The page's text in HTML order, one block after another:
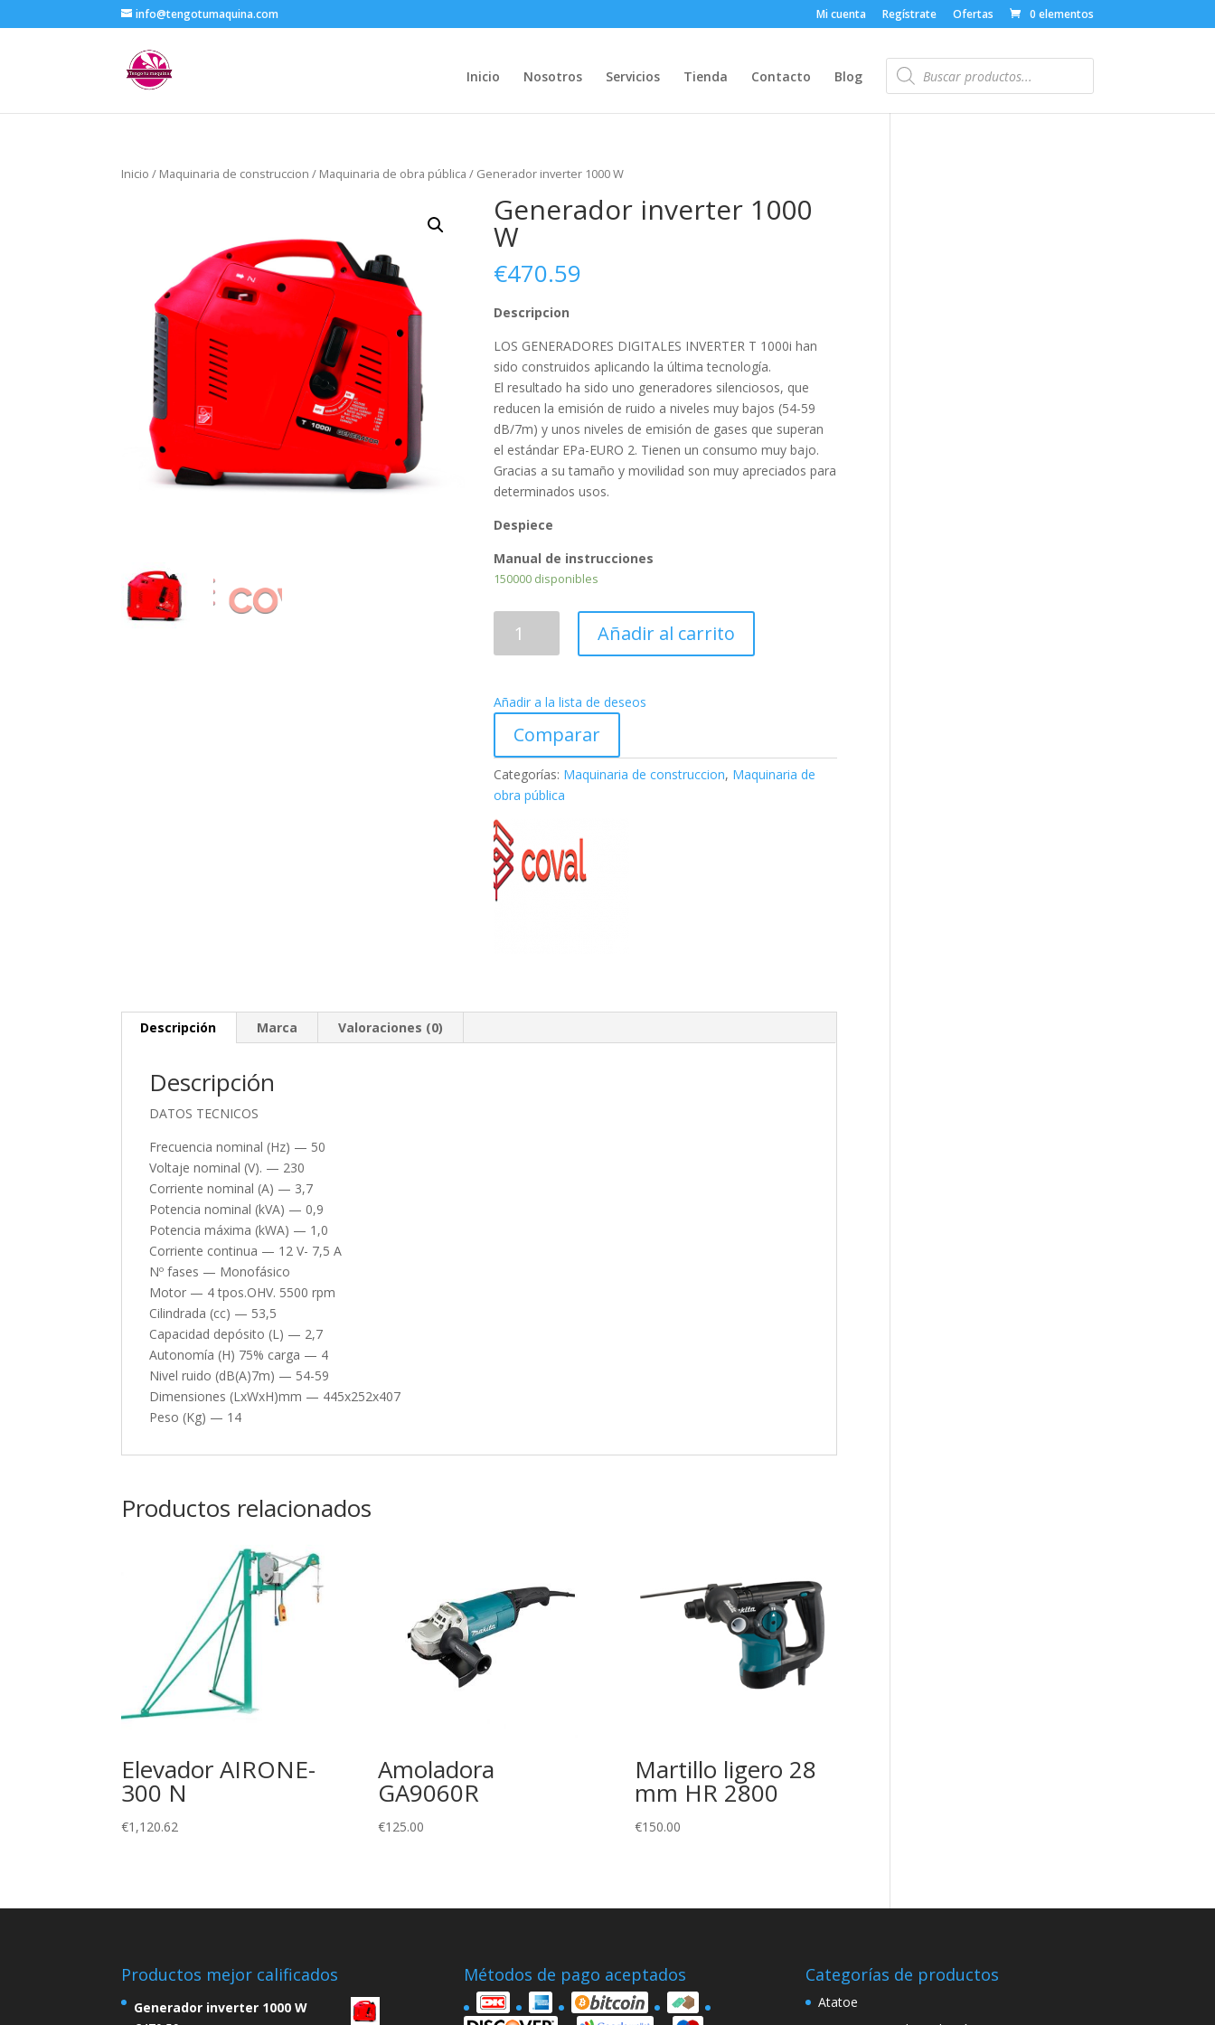
info@tengotumaquina.com Mi cuenta Regístrate Ofertas 0 elementos
Inicio Nosotros Servicios Tienda Contacto Blog
Búsqueda
de
productos
Inicio / Maquinaria de construccion / Maquinaria de obra pública / Generador inverter 1000 W
Generador inverter 1000
W
€470.59
Descripcion
LOS GENERADORES DIGITALES INVERTER T 1000i han
sido construidos aplicando la última tecnología.
El resultado ha sido uno generadores silenciosos, que
reducen la emisión de ruido a niveles muy bajos (54-59
dB/7m) y unos niveles de emisión de gases que superan
el estándar EPa-EURO 2. Tienen un consumo muy bajo.
Gracias a su tamaño y movilidad son muy apreciados para
determinados usos.
Despiece
Manual de instrucciones
150000 disponibles
inverter
cantidad
Añadir al carrito
Añadir a la lista de deseos
Comparar
Categorías: Maquinaria de construccion, Maquinaria de
obra pública
Descripción Marca Valoraciones (0)
Descripción
DATOS TECNICOS
Frecuencia nominal (Hz) — 50
Voltaje nominal (V). — 230
Corriente nominal (A) — 3,7
Potencia nominal (kVA) — 0,9
Potencia máxima (kWA) — 1,0
Corriente continua — 12 V- 7,5 A
Nº fases — Monofásico
Motor — 4 tpos.OHV. 5500 rpm
Cilindrada (cc) — 53,5
Capacidad depósito (L) — 2,7
Autonomía (H) 75% carga — 4
Nivel ruido (dB(A)7m) — 54-59
Dimensiones (LxWxH)mm — 445x252x407
Peso (Kg) — 14
Productos relacionados
Elevador AIRONE-
300 N
€1,120.62
Amoladora
GA9060R
€125.00
Martillo ligero 28
mm HR 2800
€150.00
Productos mejor calificados
Generador inverter 1000 W
Métodos de pago aceptados Categorías de productos
Atatoe